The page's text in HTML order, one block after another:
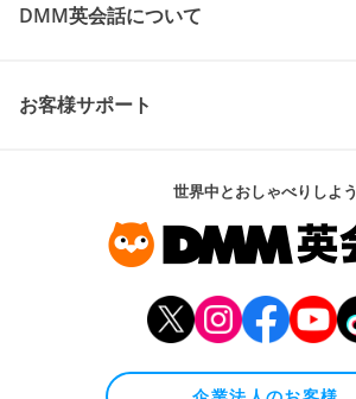
DMM英会話について
お客様サポート
世界中とおしゃべりしよう